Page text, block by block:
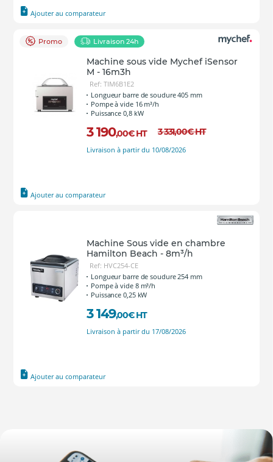
Ajouter au comparateur
Promo Livraison 24h
Machine sous vide Mychef iSensor
M - 16m3h
Ref: TIM6B1E2
Longueur barre de soudure 405 mm
Pompe à vide 16 m³/h
Puissance 0,8 kW
3 190,00€ HT 3 331,00€HT
Livraison à partir du 10/08/2026
Ajouter au comparateur
Machine Sous vide en chambre
Hamilton Beach - 8m³/h
Ref: HVC254-CE
Longueur barre de soudure 254 mm
Pompe à vide 8 m³/h
Puissance 0,25 kW
3 149,00€ HT
Livraison à partir du 17/08/2026
Ajouter au comparateur